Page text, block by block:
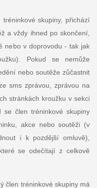
tréninkové skupiny, přichází
a vždy ihned po skončení,
nebo v doprovodu - tak jak
Pokud se nemůže
nebo soutěže zůčastnit
sms zprávou, zprávou na
stránkách kroužku v sekci
se člen tréninkové skupiny
akce nebo soutěži (v
i k pozdější omluvě),
se odečítají z celkově
člen tréninkové skupiny má